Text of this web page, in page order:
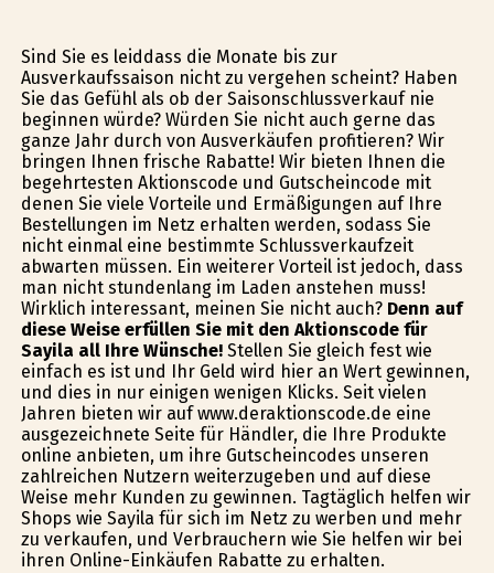
Sind Sie es leiddass die Monate bis zur
Ausverkaufssaison nicht zu vergehen scheint? Haben
Sie das Gefühl als ob der Saisonschlussverkauf nie
beginnen würde? Würden Sie nicht auch gerne das
ganze Jahr durch von Ausverkäufen profitieren? Wir
bringen Ihnen frische Rabatte! Wir bieten Ihnen die
begehrtesten Aktionscode und Gutscheincode mit
denen Sie viele Vorteile und Ermäßigungen auf Ihre
Bestellungen im Netz erhalten werden, sodass Sie
nicht einmal eine bestimmte Schlussverkaufzeit
abwarten müssen. Ein weiterer Vorteil ist jedoch, dass
man nicht stundenlang im Laden anstehen muss!
Wirklich interessant, meinen Sie nicht auch? Denn auf
diese Weise erfüllen Sie mit den Aktionscode für
Sayila all Ihre Wünsche!Stellen Sie gleich fest wie
einfach es ist und Ihr Geld wird hier an Wert gewinnen,
und dies in nur einigen wenigen Klicks. Seit vielen
Jahren bieten wir auf www.deraktionscode.de eine
ausgezeichnete Seite für Händler, die Ihre Produkte
online anbieten, um ihre Gutscheincodes unseren
zahlreichen Nutzern weiterzugeben und auf diese
Weise mehr Kunden zu gewinnen. Tagtäglich helfen wir
Shops wie Sayila für sich im Netz zu werben und mehr
zu verkaufen, und Verbrauchern wie Sie helfen wir bei
ihren Online-Einkäufen Rabatte zu erhalten.